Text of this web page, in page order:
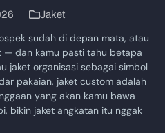
Jaket
sudah di depan mata, atau
— dan kamu pasti tahu betapa
jaket organisasi sebagai simbol
pakaian, jaket custom adalah
yang akan kamu bawa
bikin jaket angkatan itu nggak